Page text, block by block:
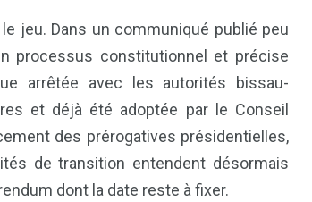
jeu. Dans un communiqué publié peu
processus constitutionnel et précise
arrêtée avec les autorités bissau-
et déjà été adoptée par le Conseil
des prérogatives présidentielles,
de transition entendent désormais
dont la date reste à fixer.